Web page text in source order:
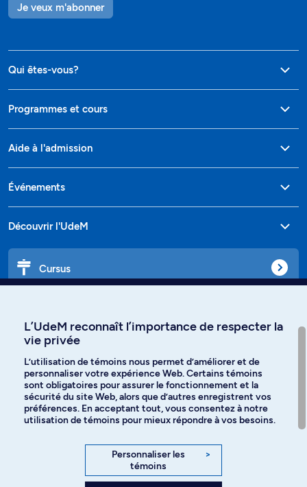
Je veux m'abonner
Qui êtes-vous?
Programmes et cours
Aide à l'admission
Événements
Découvrir l'UdeM
Cursus
Langues
Facebook Instagram
YouTube
L’UdeM reconnaît l’importance de respecter la
vie privée
L’utilisation de témoins nous permet d’améliorer et de
personnaliser votre expérience Web. Certains témoins
sont obligatoires pour assurer le fonctionnement et la
sécurité du site Web, alors que d’autres enregistrent vos
préférences. En acceptant tout, vous consentez à notre
utilisation de témoins pour mieux répondre à vos besoins.
Personnaliser les
témoins
>